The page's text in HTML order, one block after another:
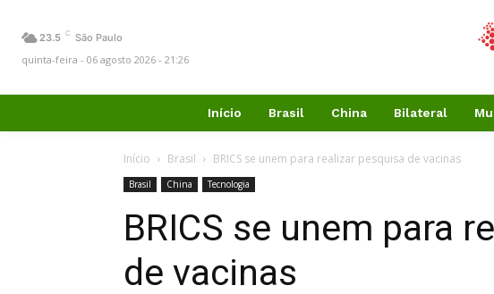
23.5 C São Paulo
quinta-feira - 06 agosto 2026 - 21:26
Início Brasil China Bilateral
Início Brasil BRICS se unem para realizar pesquisa de vacinas
Brasil China Tecnologia
BRICS se unem para
de vacinas